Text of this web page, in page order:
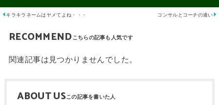
キラキラネームはヤメてよね・・・ コンサルとコーチの違い
RECOMMEND
関連記事は見つかりませんでした。
ABOUT US